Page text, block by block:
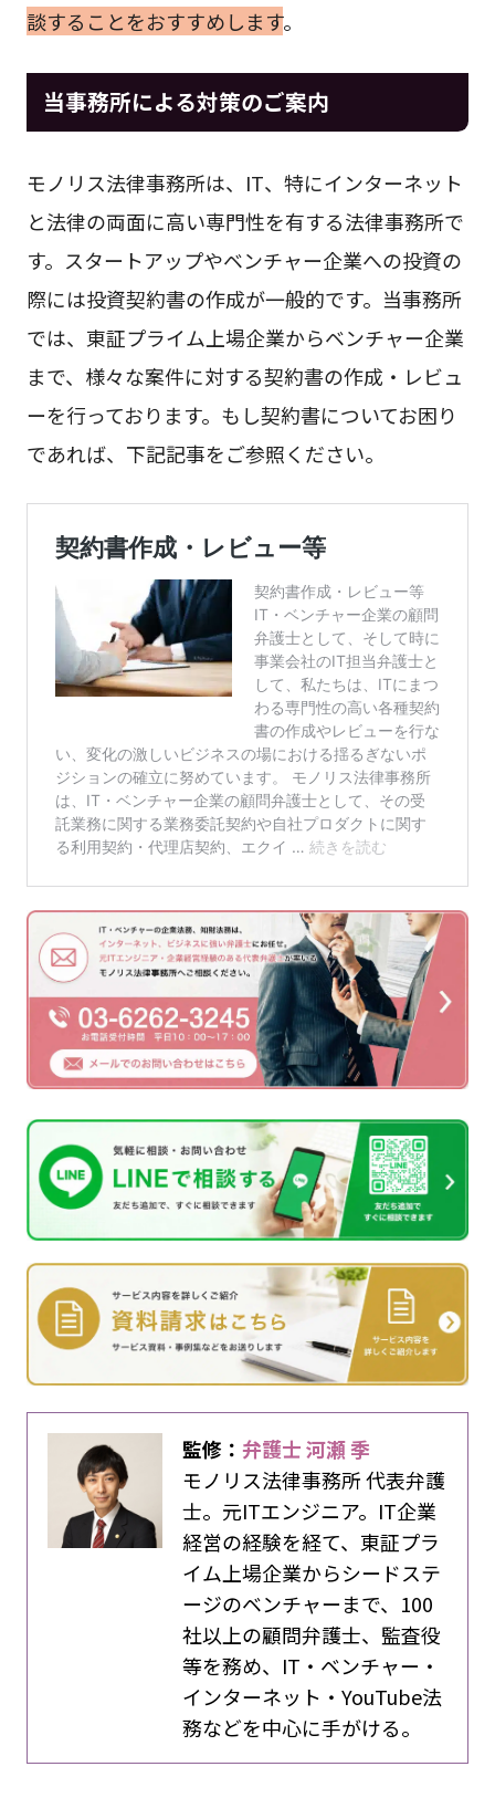
談することをおすすめします。
当事務所による対策のご案内
モノリス法律事務所は、IT、特にインターネット
と法律の両面に高い専門性を有する法律事務所で
す。スタートアップやベンチャー企業への投資の
際には投資契約書の作成が一般的です。当事務所
では、東証プライム上場企業からベンチャー企業
まで、様々な案件に対する契約書の作成・レビュ
ーを行っております。もし契約書についてお困り
であれば、下記記事をご参照ください。
監修：弁護士 河瀬 季
モノリス法律事務所 代表弁護
士。元ITエンジニア。IT企業
経営の経験を経て、東証プラ
イム上場企業からシードステ
ージのベンチャーまで、100
社以上の顧問弁護士、監査役
等を務め、IT・ベンチャー・
インターネット・YouTube法
務などを中心に手がける。